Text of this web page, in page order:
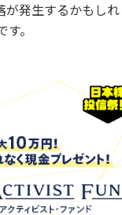
発生するかもし
。